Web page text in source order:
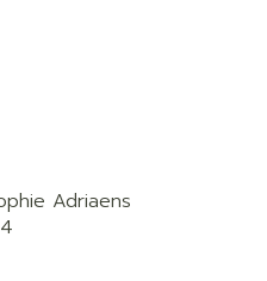
Adriaens